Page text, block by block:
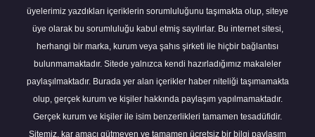
üyelerimiz yazdıkları içeriklerin sorumluluğunu taşımakta olup, siteye
üye olarak bu sorumluluğu kabul etmiş sayılırlar. Bu internet sitesi,
herhangi bir marka, kurum veya şahıs şirketi ile hiçbir bağlantısı
bulunmamaktadır. Sitede yalnızca kendi hazırladığımız makaleler
paylaşılmaktadır. Burada yer alan içerikler haber niteliği taşımamakta
olup, gerçek kurum ve kişiler hakkında paylaşım yapılmamaktadır.
Gerçek kurum ve kişiler ile isim benzerlikleri tamamen tesadüfidir.
Sitemiz, kar amacı gütmeyen ve tamamen ücretsiz bir bilgi paylaşım